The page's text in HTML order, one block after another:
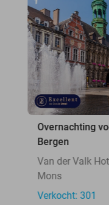
Overnachting
Bergen
Van der Valk
Mons
Verkocht: 301